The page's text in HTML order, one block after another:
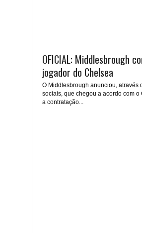
OFICIAL: Middlesbrough
jogador do Chelsea
O Middlesbrough anunciou, através
sociais, que chegou a acordo com o
a contratação...